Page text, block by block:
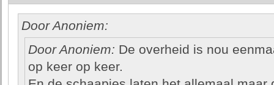
Door Anoniem:
Door Anoniem: De overheid is nou
op keer op keer.